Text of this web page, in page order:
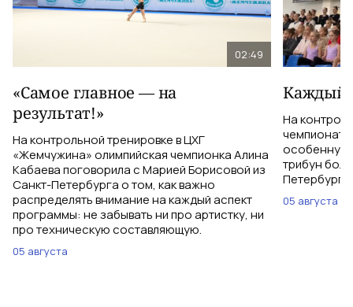
02:49
«Самое главное — на
результат!»
На контрольной тренировке в ЦХГ
«Жемчужина» олимпийская чемпионка Алина
Кабаева поговорила с Марией Борисовой из
Санкт-Петербурга о том, как важно
распределять внимание на каждый аспект
программы: не забывать ни про артистку, ни
про техническую составляющую.
05 августа
Каждый
На
особенную
трибун
05 августа